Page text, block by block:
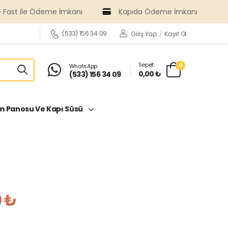
ile Ödeme İmkanı Kapıda Ödeme İmkanı
(533) 156 34 09 Giriş Yap / Kayıt Ol
WhatsApp:
(533) 156 34 09
Sepet:
0,00 ₺
0
Panosu Ve Kapı Süsü
₺